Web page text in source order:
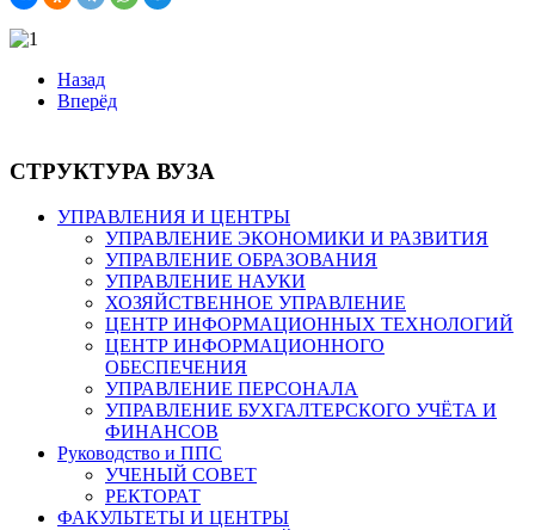
Назад
Вперёд
СТРУКТУРА ВУЗА
УПРАВЛЕНИЯ И ЦЕНТРЫ
УПРАВЛЕНИЕ ЭКОНОМИКИ И РАЗВИТИЯ
УПРАВЛЕНИЕ ОБРАЗОВАНИЯ
УПРАВЛЕНИЕ НАУКИ
ХОЗЯЙСТВЕННОЕ УПРАВЛЕНИЕ
ЦЕНТР ИНФОРМАЦИОННЫХ ТЕХНОЛОГИЙ
ЦЕНТР ИНФОРМАЦИОННОГО
ОБЕСПЕЧЕНИЯ
УПРАВЛЕНИЕ ПЕРСОНАЛА
УПРАВЛЕНИЕ БУХГАЛТЕРСКОГО УЧЁТА И
ФИНАНСОВ
Руководство и ППС
УЧЕНЫЙ СОВЕТ
РЕКТОРАТ
ФАКУЛЬТЕТЫ И ЦЕНТРЫ